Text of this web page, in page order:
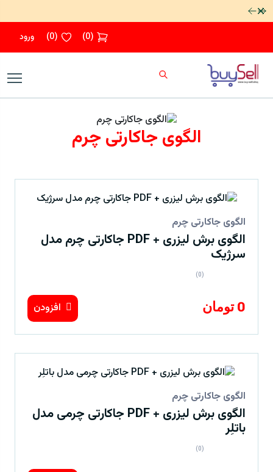
رد کردن
(
0
)
(
0
) ورود
الگوی جاکارتی چرم
الگوی جاکارتی چرم
الگوی برش لیزری + PDF جاکارتی چرم مدل
سرژیک
(0)
0 تومان افزودن
الگوی جاکارتی چرم
الگوی برش لیزری + PDF جاکارتی چرمی مدل
باتلِر
(0)